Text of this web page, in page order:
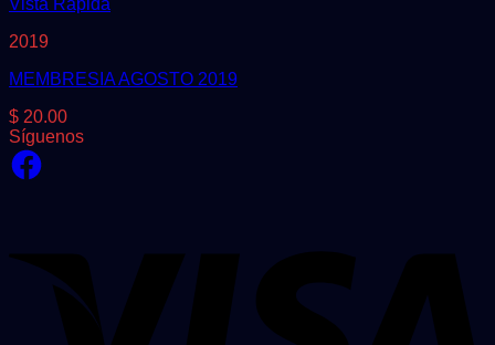
Vista Rápida
2019
MEMBRESIA AGOSTO 2019
$ 20.00
Síguenos
Facebook